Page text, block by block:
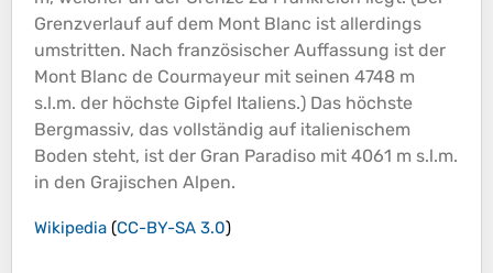
Grenzverlauf auf dem Mont Blanc ist allerdings
umstritten. Nach französischer Auffassung ist der
Mont Blanc de Courmayeur mit seinen 4748 m
s.l.m. der höchste Gipfel Italiens.) Das höchste
Bergmassiv, das vollständig auf italienischem
Boden steht, ist der Gran Paradiso mit 4061 m s.l.m.
in den Grajischen Alpen.
Wikipedia (CC-BY-SA 3.0)